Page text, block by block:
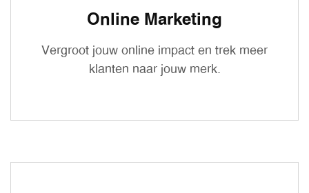
Online Marketing
Vergroot jouw online impact en trek meer
klanten naar jouw merk.